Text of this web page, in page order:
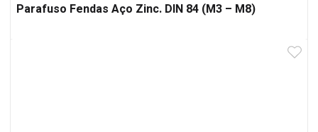
Parafuso Fendas Aço Zinc. DIN 84 (M3 – M8)